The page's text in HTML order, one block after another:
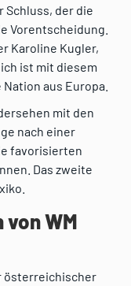
Schluss, der die
Vorentscheidung.
Karoline Kugler,
ist mit diesem
aus Europa.
mit den
nach einer
favorisierten
Das zweite
WM
österreichischer